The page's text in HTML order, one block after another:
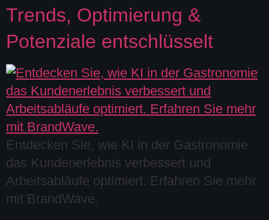
Trends, Optimierung &
Potenziale entschlüsselt
Entdecken Sie, wie KI in der Gastronomie
das Kundenerlebnis verbessert und
Arbeitsabläufe optimiert. Erfahren Sie mehr
mit BrandWave.